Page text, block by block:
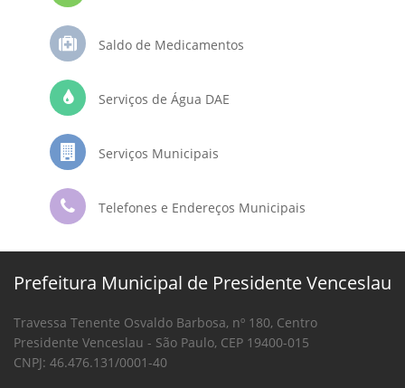
Saldo de Medicamentos
Serviços de Água DAE
Serviços Municipais
Telefones e Endereços Municipais
Prefeitura Municipal de Presidente Venceslau
Travessa Tenente Osvaldo Barbosa, nº 180, Centro
Presidente Venceslau - São Paulo, CEP 19400-015
CNPJ: 46.476.131/0001-40